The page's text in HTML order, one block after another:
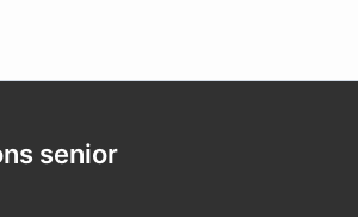
senior